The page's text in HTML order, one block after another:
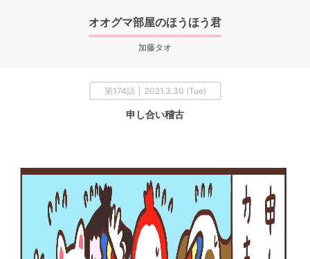
オオグマ部屋のほうほう君
加藤タオ
第174話 │ 2021.3.30 (Tue)
申し合い稽古